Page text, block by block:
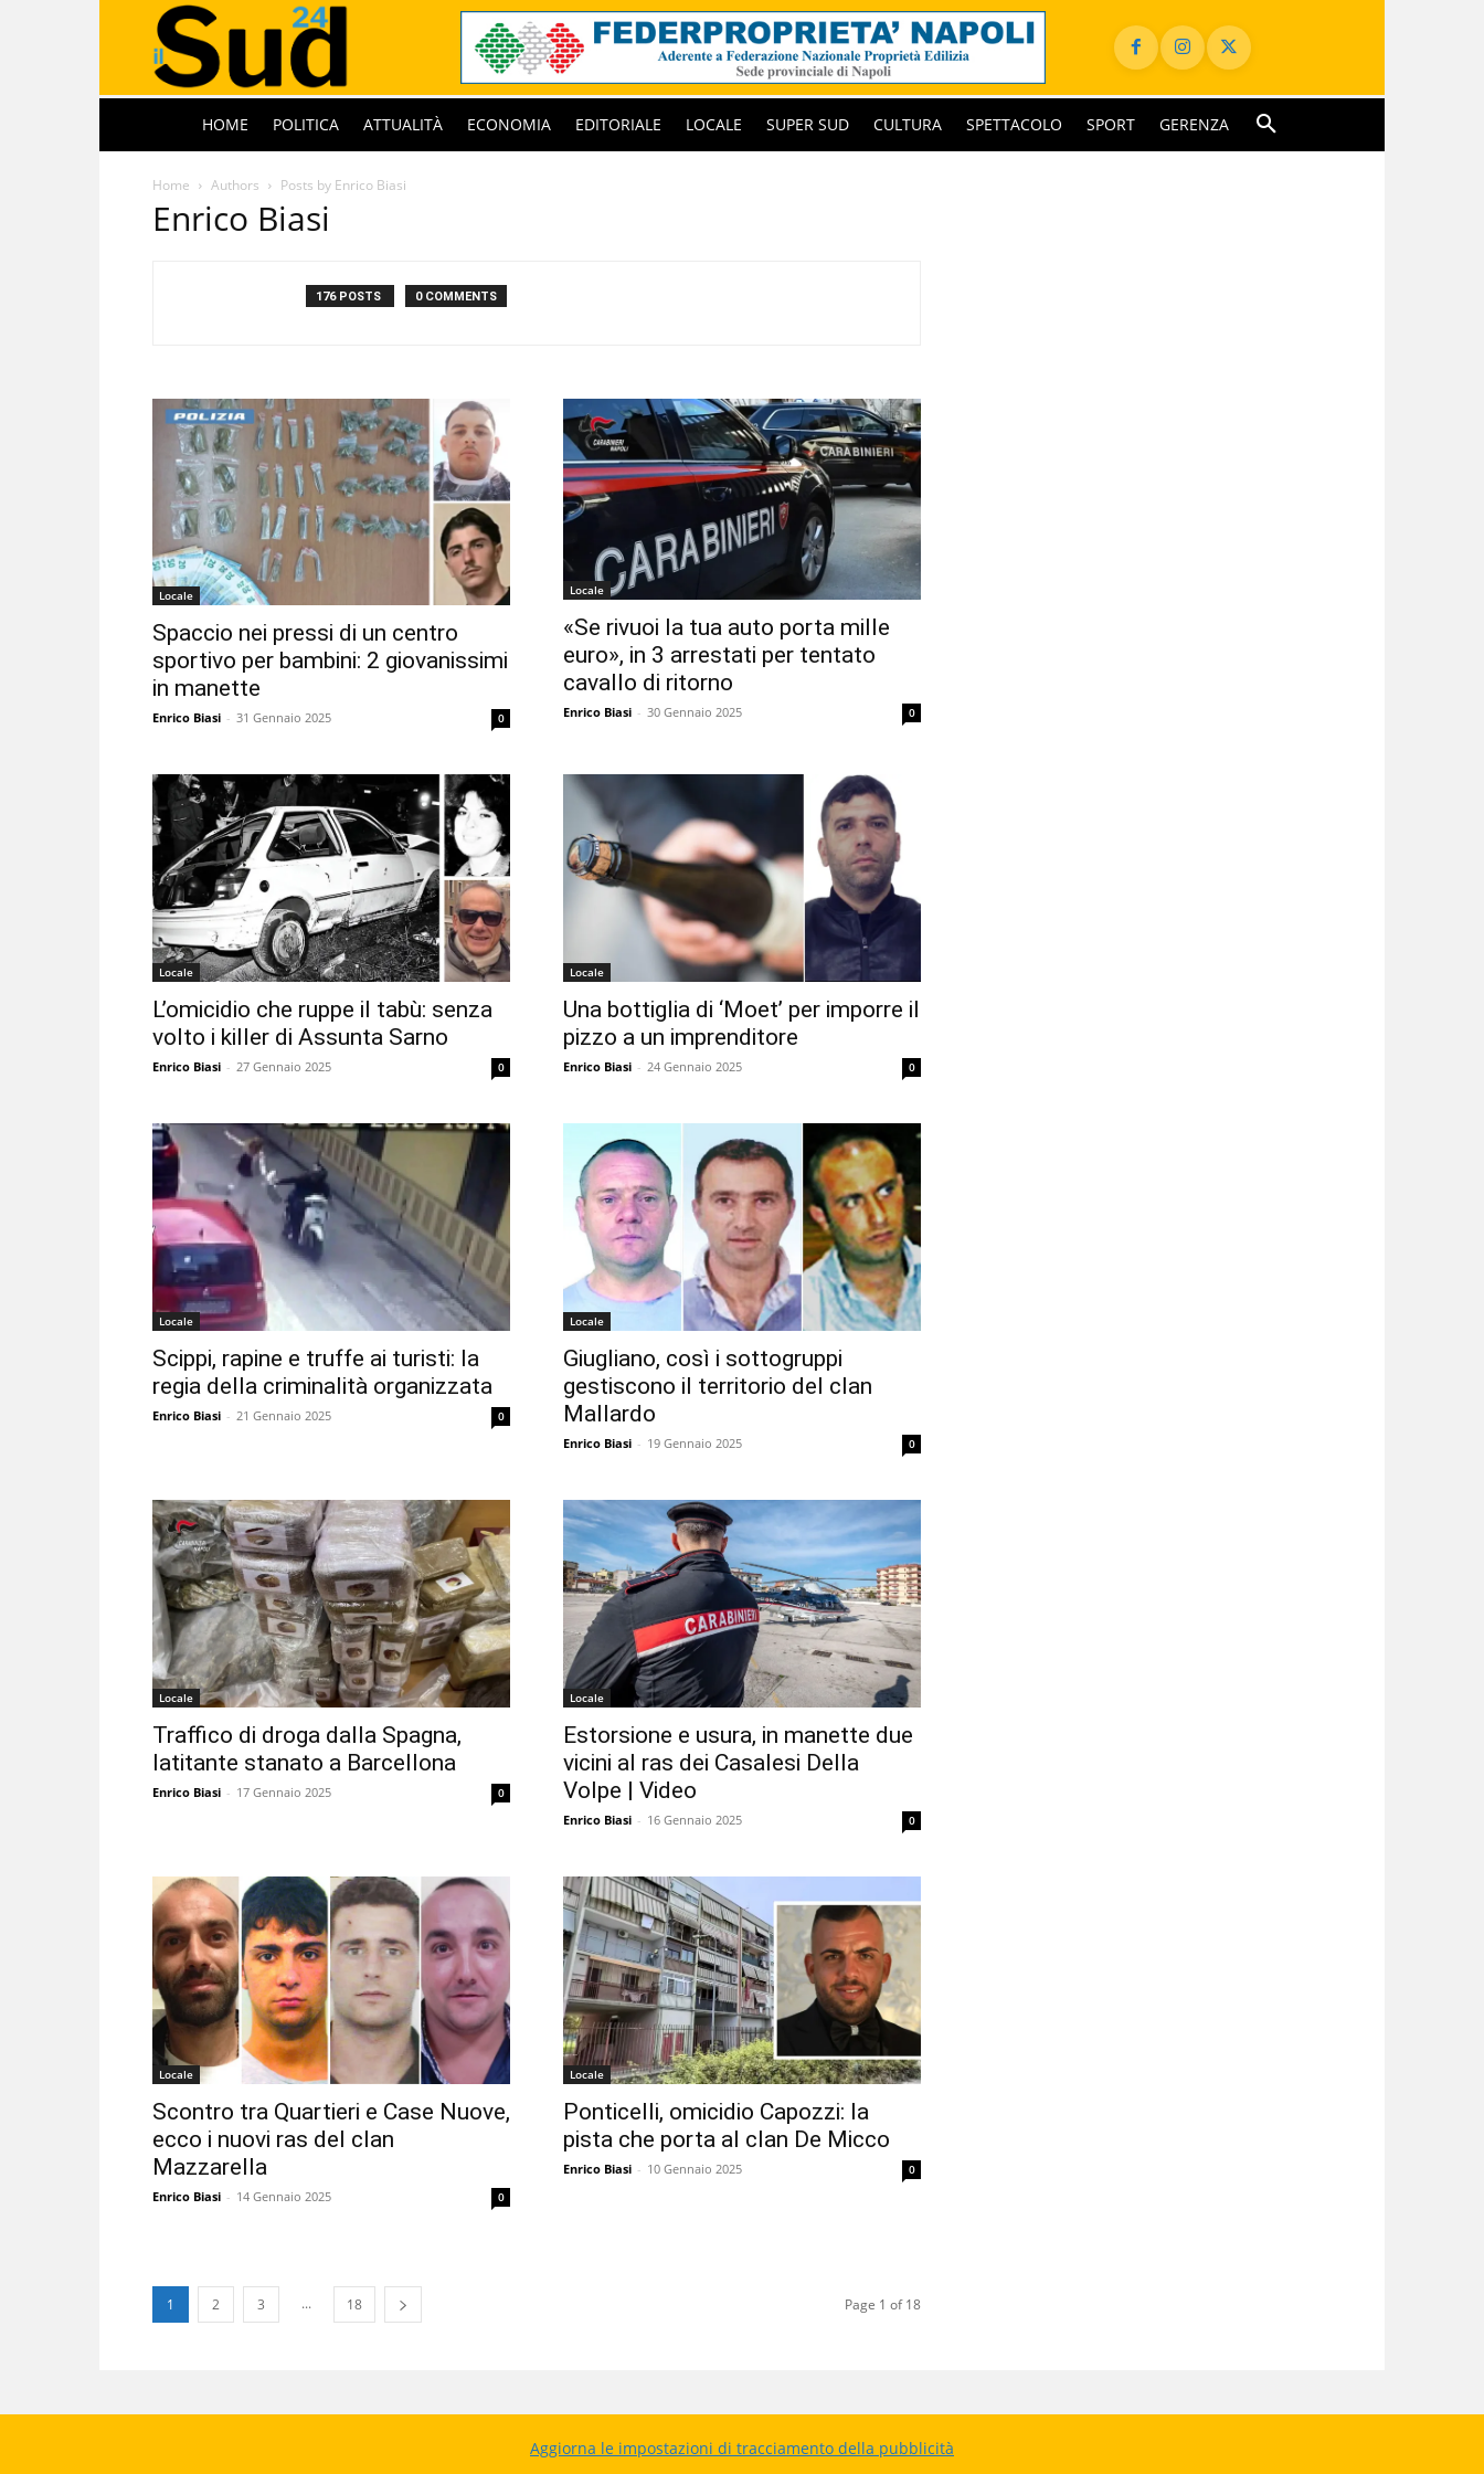
HOME POLITICA ATTUALITÀ ECONOMIA EDITORIALE LOCALE SUPER SUD CULTURA SPETTACOLO SPORT GERENZA
Home Authors Posts by Enrico Biasi
Enrico Biasi
176 POSTS 0 COMMENTS
Locale
Spaccio nei pressi di un centro
sportivo per bambini: 2 giovanissimi
in manette
Enrico Biasi - 31 Gennaio 2025 0
Locale
«Se rivuoi la tua auto porta mille
euro», in 3 arrestati per tentato
cavallo di ritorno
Enrico Biasi - 30 Gennaio 2025 0
Locale
L’omicidio che ruppe il tabù: senza
volto i killer di Assunta Sarno
Enrico Biasi - 27 Gennaio 2025 0
Locale
Una bottiglia di ‘Moet’ per imporre il
pizzo a un imprenditore
Enrico Biasi - 24 Gennaio 2025 0
Locale
Scippi, rapine e truffe ai turisti: la
regia della criminalità organizzata
Enrico Biasi - 21 Gennaio 2025 0
Locale
Giugliano, così i sottogruppi
gestiscono il territorio del clan
Mallardo
Enrico Biasi - 19 Gennaio 2025 0
Locale
Traffico di droga dalla Spagna,
latitante stanato a Barcellona
Enrico Biasi - 17 Gennaio 2025 0
Locale
Estorsione e usura, in manette due
vicini al ras dei Casalesi Della
Volpe | Video
Enrico Biasi - 16 Gennaio 2025 0
Locale
Scontro tra Quartieri e Case Nuove,
ecco i nuovi ras del clan
Mazzarella
Enrico Biasi - 14 Gennaio 2025 0
Locale
Ponticelli, omicidio Capozzi: la
pista che porta al clan De Micco
Enrico Biasi - 10 Gennaio 2025 0
1 2 3 ... 18 Page 1 of 18
Aggiorna le impostazioni di tracciamento della pubblicità